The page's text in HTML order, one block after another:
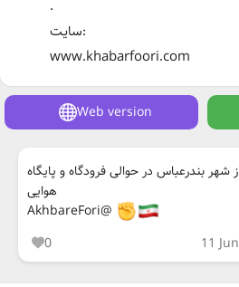
.
سایت:
www.khabarfoori.com
Web version
شهر بندرعباس در حوالی فرودگاه و پایگاه
هوایی
@AkhbareFori
0
11